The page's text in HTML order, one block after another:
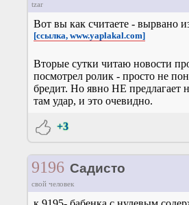
tzar
Вот вы как считаете - вырвано
[ссылка, www.yaplakal.com]
Вторые сутки читаю новости
посмотрел ролик - просто не
бредит. Но явно НЕ предлагает
там удар, и это очевидно.
+3
9196 Садисто
свой человек